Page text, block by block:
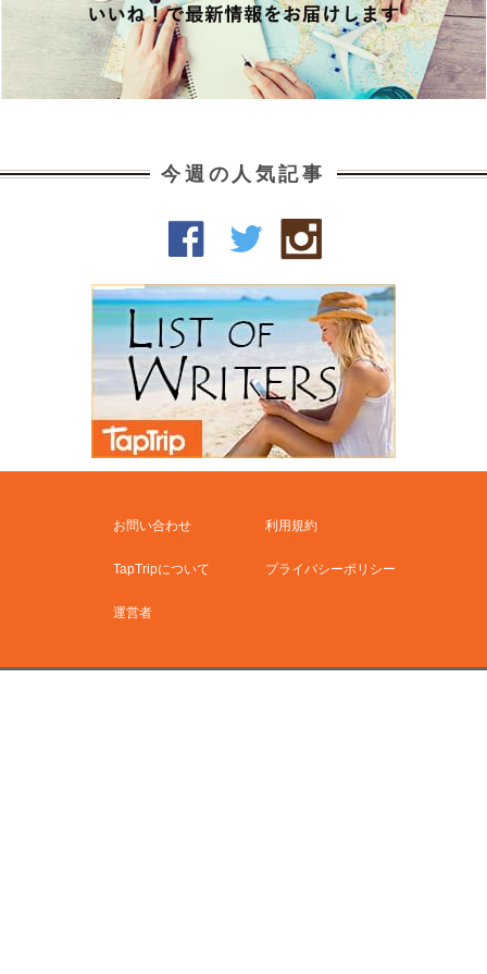
今週の人気記事
お問い合わせ 利用規約
TapTripについて プライバシーポリシー
運営者